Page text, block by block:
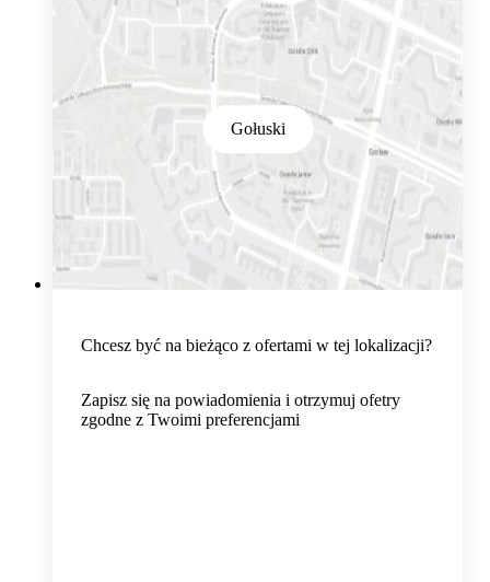
Gołuski
Chcesz być na bieżąco z ofertami w tej lokalizacji?
Zapisz się na powiadomienia i otrzymuj ofetry
zgodne z Twoimi preferencjami